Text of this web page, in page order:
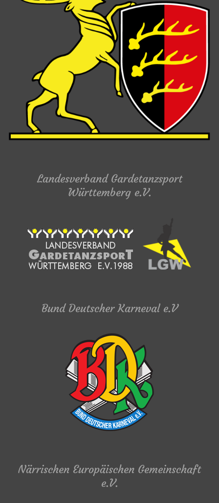
Landesverband Gardetanzsport
Württemberg e.V.
Bund Deutscher Karneval e.V
Närrischen Europäischen Gemeinschaft
e.V.